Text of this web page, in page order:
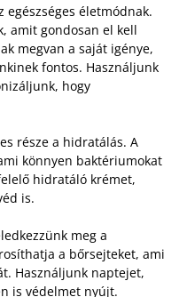
egészséges életmódnak.
amit gondosan el kell
megvan a saját igénye,
fontos. Használjunk
hogy
része a hidratálás. A
könnyen baktériumokat
hidratáló krémet,
is.
meg a
a bőrsejteket, ami
Használjunk naptejet,
is védelmet nyújt.